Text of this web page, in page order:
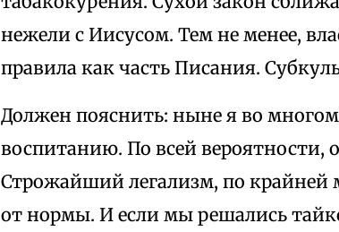
нежели с Иисусом. Тем не менее,
правила как часть Писания.
Должен пояснить: ныне я во
воспитанию. По всей вероятности,
Строжайший легализм, по крайней
от нормы. И если мы решались